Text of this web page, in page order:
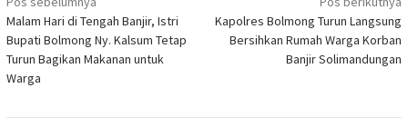
pos
Malam Hari di Tengah Banjir, Istri
Bupati Bolmong Ny. Kalsum Tetap
Turun Bagikan Makanan untuk
Warga
Kapolres Bolmong Turun Langsung
Bersihkan Rumah Warga Korban
Banjir Solimandungan